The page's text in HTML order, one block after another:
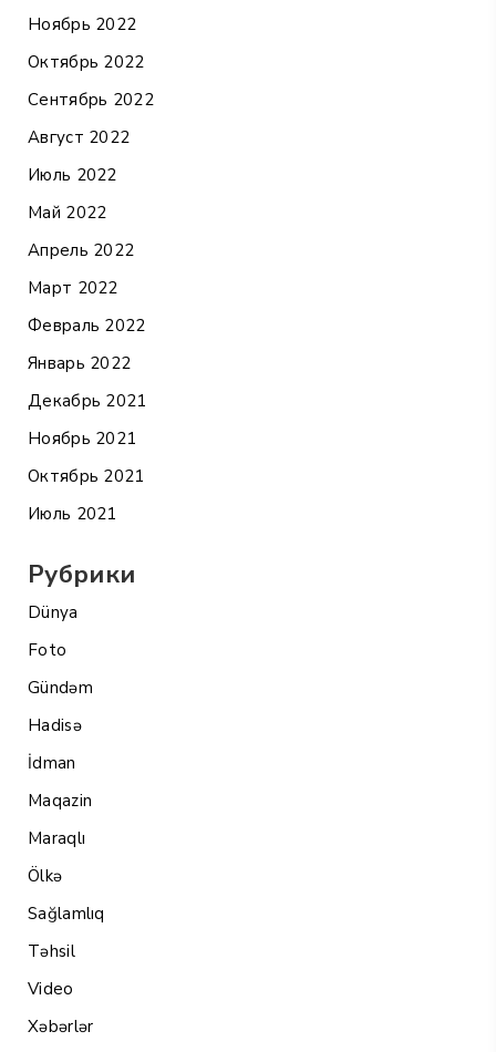
Ноябрь 2022
Октябрь 2022
Сентябрь 2022
Август 2022
Июль 2022
Май 2022
Апрель 2022
Март 2022
Февраль 2022
Январь 2022
Декабрь 2021
Ноябрь 2021
Октябрь 2021
Июль 2021
Рубрики
Dünya
Foto
Gündəm
Hadisə
İdman
Maqazin
Maraqlı
Ölkə
Sağlamlıq
Təhsil
Video
Xəbərlər